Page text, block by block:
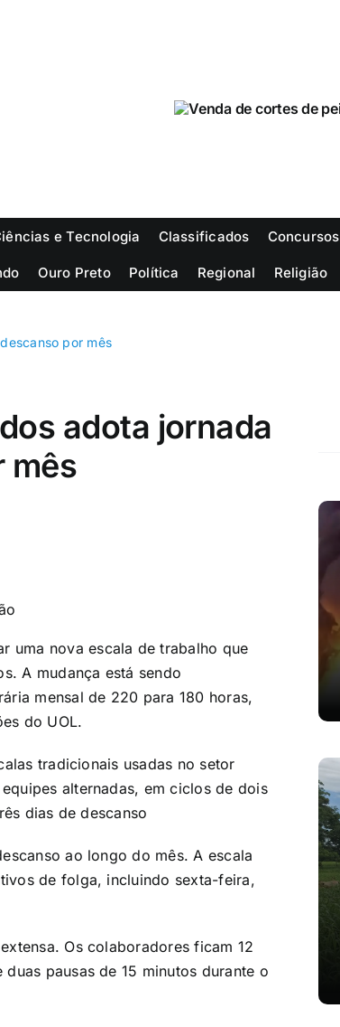
e Tecnologia Classificados Concursos
Ouro Preto Política Regional Religião
por mês
adota jornada
mês
uma nova escala de trabalho que
A mudança está sendo
mensal de 220 para 180 horas,
do UOL.
tradicionais usadas no setor
alternadas, em ciclos de dois
dias de descanso
ao longo do mês. A escala
de folga, incluindo sexta-feira,
Os colaboradores ficam 12
pausas de 15 minutos durante o